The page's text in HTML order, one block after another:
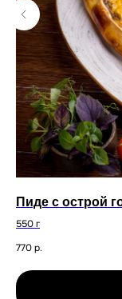
Пиде с острой
550 г
770р.